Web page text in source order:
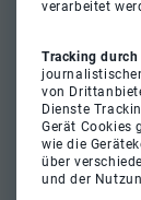
verarbeitet
Tracking
von
Dienste
Gerät Cookies
wie die
über
und der